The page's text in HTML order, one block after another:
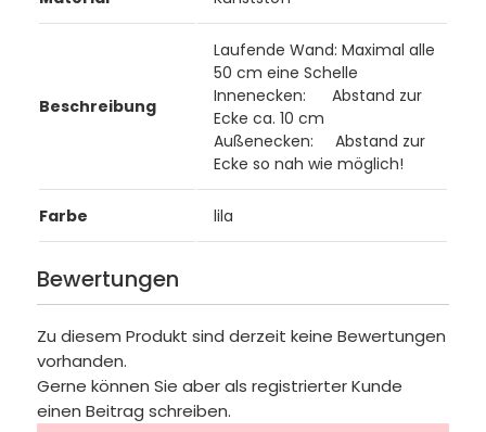
Beschreibung
Laufende Wand: Maximal alle
50 cm eine Schelle
Innenecken: Abstand zur
Ecke ca. 10 cm
Außenecken: Abstand zur
Ecke so nah wie möglich!
Farbe lila
Bewertungen
Zu diesem Produkt sind derzeit keine Bewertungen
vorhanden.
Gerne können Sie aber als registrierter Kunde
einen Beitrag schreiben.